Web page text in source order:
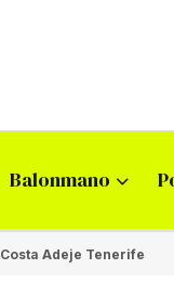
Balonmano
Costa Adeje Tenerife